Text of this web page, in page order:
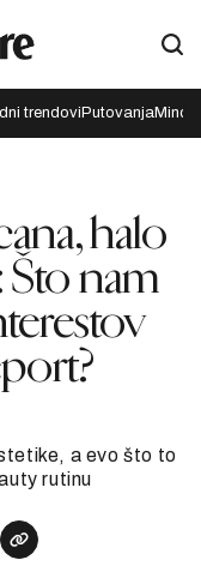
trendovi Putovanja
halo
nam
a evo što to
rutinu